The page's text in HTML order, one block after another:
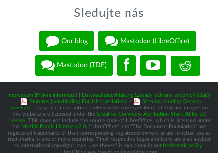
Sledujte nás
Our blog Mastodon (LibreOffice)
Mastodon (TDF)
Impressum (Právní informace)
Datenschutzerklärung (Zásady ochrany osobních údajů)
Statutes (non-binding English translation) -
Satzung (binding German
version)
| Copyright information: Unless otherwise specified, all text and images on
this website are licensed under the Creative Commons Attribution-Share Alike 3.0
License . This does not include the source code of LibreOffice, which is licensed under
the Mozilla Public License v2.0 . “LibreOffice” and “The Document Foundation” are
registered trademarks of their corresponding registered owners or are in actual use as
trademarks in one or more countries. Their respective logos and icons are also subject
to international copyright laws. Use thereof is explained in our trademark policy
LibreOffice was based on OpenOffice.org.